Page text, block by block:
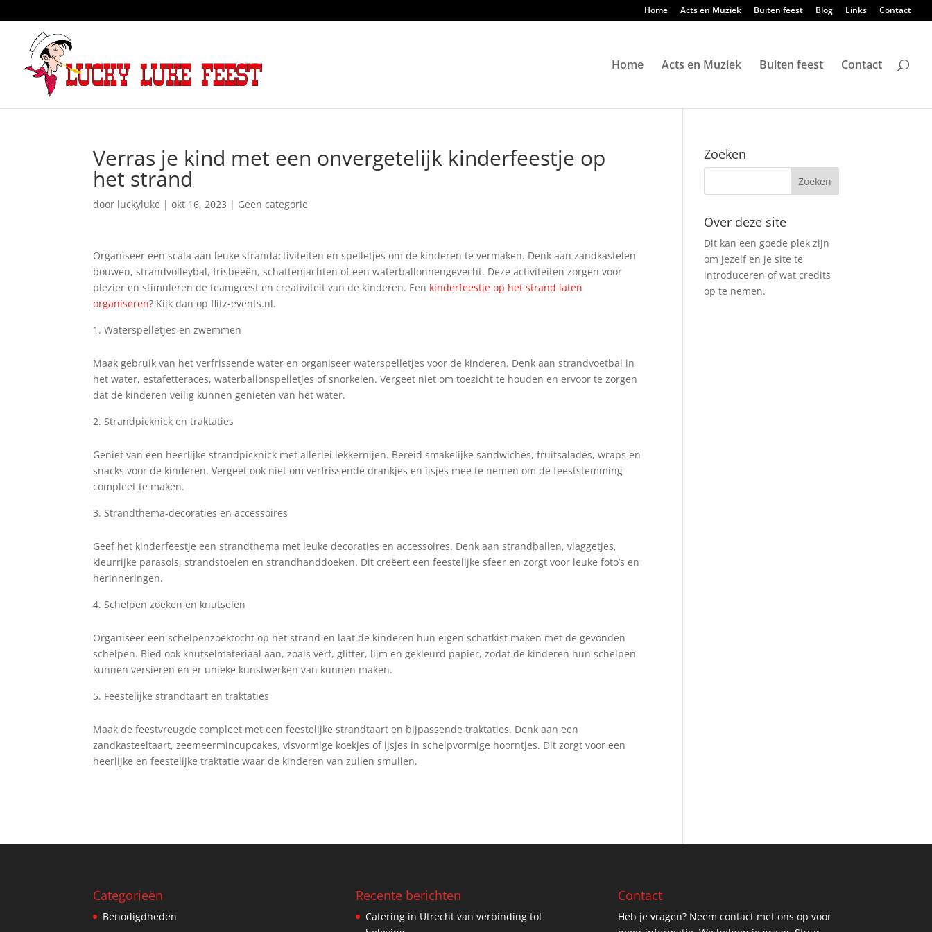
Home Acts en Muziek Buiten feest Blog Links Contact
Home Acts en Muziek Buiten feest Contact
Verras je kind met een onvergetelijk kinderfeestje op
het strand
door luckyluke |okt 16, 2023 | Geen categorie
Organiseer een scala aan leuke strandactiviteiten en spelletjes om de kinderen te vermaken. Denk aan zandkastelen
bouwen, strandvolleybal, frisbeeën, schattenjachten of een waterballonnengevecht. Deze activiteiten zorgen voor
plezier en stimuleren de teamgeest en creativiteit van de kinderen. Een kinderfeestje op het strand laten
organiseren? Kijk dan op flitz-events.nl.
Waterspelletjes en zwemmen
Maak gebruik van het verfrissende water en organiseer waterspelletjes voor de kinderen. Denk aan strandvoetbal in
het water, estafetteraces, waterballonspelletjes of snorkelen. Vergeet niet om toezicht te houden en ervoor te zorgen
dat de kinderen veilig kunnen genieten van het water.
Strandpicknick en traktaties
Geniet van een heerlijke strandpicknick met allerlei lekkernijen. Bereid smakelijke sandwiches, fruitsalades, wraps en
snacks voor de kinderen. Vergeet ook niet om verfrissende drankjes en ijsjes mee te nemen om de feeststemming
compleet te maken.
Strandthema-decoraties en accessoires
Geef het kinderfeestje een strandthema met leuke decoraties en accessoires. Denk aan strandballen, vlaggetjes,
kleurrijke parasols, strandstoelen en strandhanddoeken. Dit creëert een feestelijke sfeer en zorgt voor leuke foto’s en
herinneringen.
Schelpen zoeken en knutselen
Organiseer een schelpenzoektocht op het strand en laat de kinderen hun eigen schatkist maken met de gevonden
schelpen. Bied ook knutselmateriaal aan, zoals verf, glitter, lijm en gekleurd papier, zodat de kinderen hun schelpen
kunnen versieren en er unieke kunstwerken van kunnen maken.
Feestelijke strandtaart en traktaties
Maak de feestvreugde compleet met een feestelijke strandtaart en bijpassende traktaties. Denk aan een
zandkasteeltaart, zeemeermincupcakes, visvormige koekjes of ijsjes in schelpvormige hoorntjes. Dit zorgt voor een
heerlijke en feestelijke traktatie waar de kinderen van zullen smullen.
Zoeken
Over deze site
Dit kan een goede plek zijn
om jezelf en je site te
introduceren of wat credits
op te nemen.
Categorieën
Benodigdheden
Recente berichten
Catering in Utrecht van verbinding tot
Contact
Heb je vragen? Neem contact met ons op voor